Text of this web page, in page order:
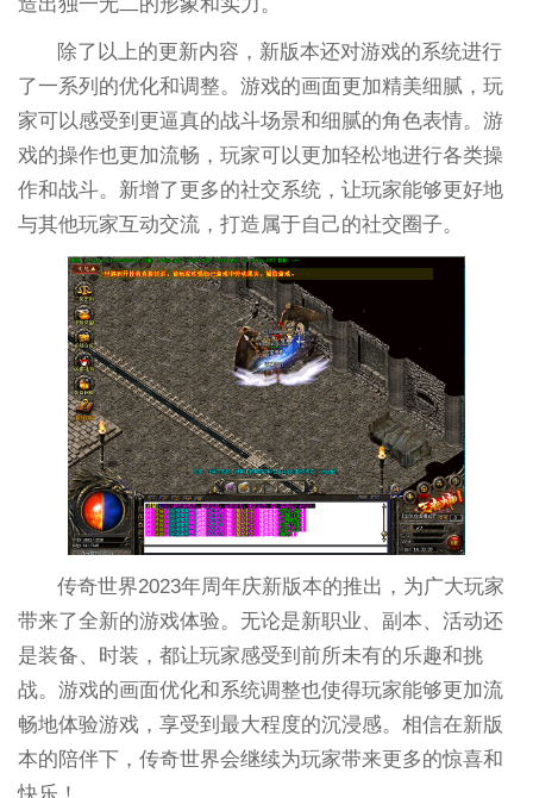
除了以上的更新内容，新版本还对游戏的系统进行
了一系列的优化和调整。游戏的画面更加精美细腻，玩
家可以感受到更逼真的战斗场景和细腻的角色表情。游
戏的操作也更加流畅，玩家可以更加轻松地进行各类操
作和战斗。新增了更多的社交系统，让玩家能够更好地
与其他玩家互动交流，打造属于自己的社交圈子。
传奇世界2023年周年庆新版本的推出，为广大玩家
带来了全新的游戏体验。无论是新职业、副本、活动还
是装备、时装，都让玩家感受到前所未有的乐趣和挑
战。游戏的画面优化和系统调整也使得玩家能够更加流
畅地体验游戏，享受到最大程度的沉浸感。相信在新版
本的陪伴下，传奇世界会继续为玩家带来更多的惊喜和
快乐！